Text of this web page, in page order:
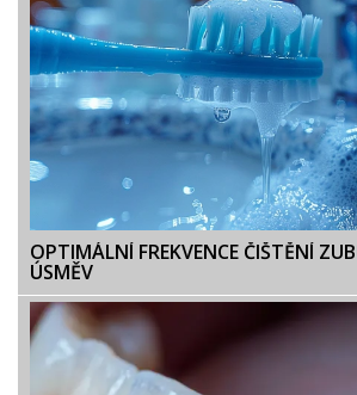
OPTIMÁLNÍ FREKVENCE ČIŠTĚNÍ
ÚSMĚV